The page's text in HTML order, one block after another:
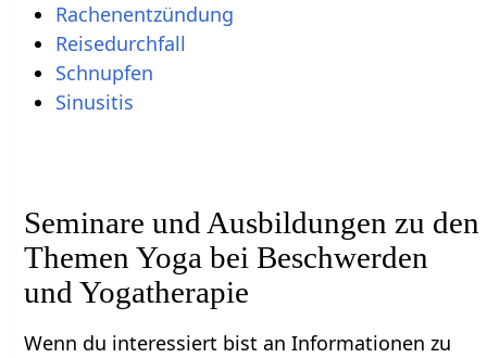
Rachenentzündung
Reisedurchfall
Schnupfen
Sinusitis
Seminare und Ausbildungen zu den
Themen Yoga bei Beschwerden
und Yogatherapie
Wenn du interessiert bist an Informationen zu